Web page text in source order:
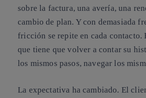
sobre la factura, una avería, una
cambio de plan. Y con demasiada
fricción se repite en cada contacto.
que tiene que volver a contar su
los mismos pasos, navegar los
La expectativa ha cambiado. El